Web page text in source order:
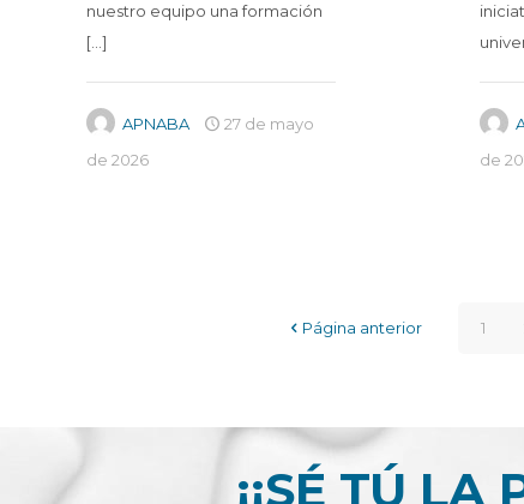
nuestro equipo una formación
[…]
APNABA
27 de mayo
de 2026
de
Página anterior 1
¡¡SÉ TÚ